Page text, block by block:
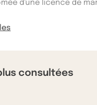
d'une licence de
consultées